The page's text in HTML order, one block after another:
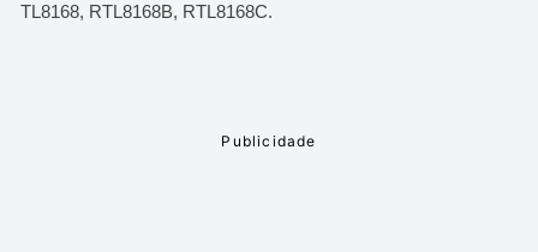
RTL8168, RTL8168B, RTL8168C.